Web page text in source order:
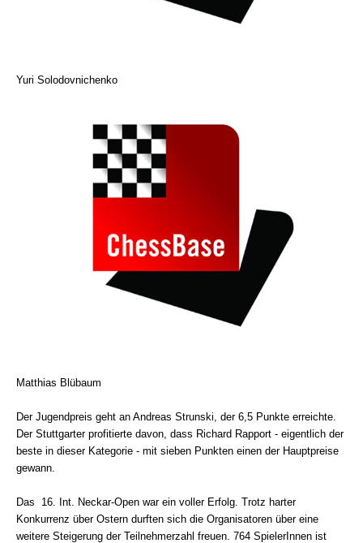
Yuri Solodovnichenko
Matthias Blübaum
Der Jugendpreis geht an Andreas Strunski, der 6,5 Punkte erreichte.
Der Stuttgarter profitierte davon, dass Richard Rapport - eigentlich der
beste in dieser Kategorie - mit sieben Punkten einen der Hauptpreise
gewann.
Das 16. Int. Neckar-Open war ein voller Erfolg. Trotz harter
Konkurrenz über Ostern durften sich die Organisatoren über eine
weitere Steigerung der Teilnehmerzahl freuen. 764 SpielerInnen ist